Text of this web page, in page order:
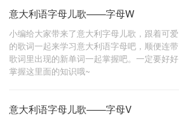
意大利语字母儿歌——字母W
小编给大家带来了意大利字母儿歌，跟着可爱
的歌词一起来学习意大利语字母吧，顺便连带
歌词里出现的新单词一起掌握吧。一定要好好
掌握这里面的知识哦~
意大利语字母儿歌——字母V